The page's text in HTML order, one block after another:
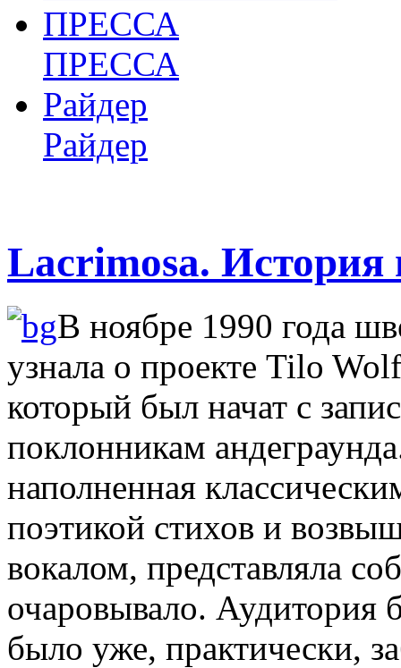
ПРЕССА
ПРЕССА
Райдер
Райдер
Lacrimosa. История
В ноябре 1990 года
узнала о проекте Tilo
который был начат с
поклонникам
наполненная
поэтикой стихов и
вокалом, представляла
очаровывало. Аудитория
было уже, практически,